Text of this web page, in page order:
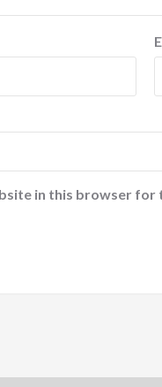
in this browser for